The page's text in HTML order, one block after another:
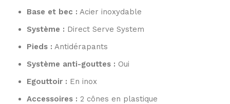
Base et bec : Acier inoxydable
Système : Direct Serve System
Pieds : Antidérapants
Système anti-gouttes : Oui
Egouttoir : En inox
Accessoires : 2 cônes en plastique